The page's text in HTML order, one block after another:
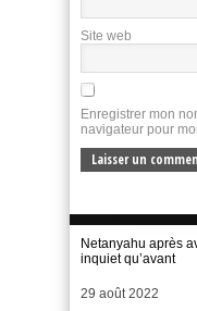
Site web
Enregistrer mon
navigateur pour
Netanyahu après
inquiet qu’avant
Date
29 août 2022